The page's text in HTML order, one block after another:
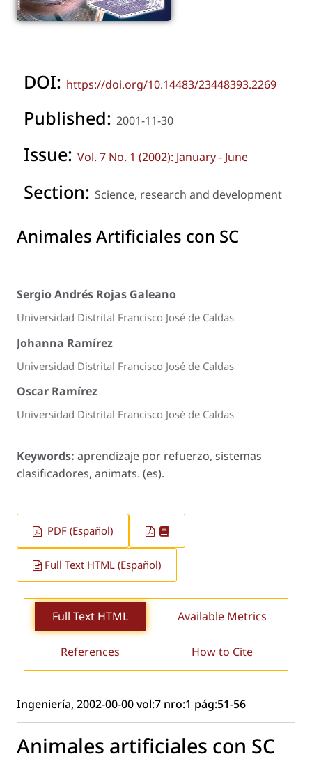
DOI: https://doi.org/10.14483/23448393.2269
Published: 2001-11-30
Issue: Vol. 7 No. 1 (2002): January - June
Section: Science, research and development
Animales Artificiales con SC
Sergio Andrés Rojas Galeano
Universidad Distrital Francisco José de Caldas
Johanna Ramírez
Universidad Distrital Francisco José de Caldas
Oscar Ramírez
Universidad Distrital Francisco Josè de Caldas
Keywords: aprendizaje por refuerzo, sistemas
clasificadores, animats. (es).
PDF (Español)
Full Text HTML (Español)
Full Text HTML Available Metrics
References How to Cite
Ingeniería, 2002-00-00 vol:7 nro:1 pág:51-56
Animales artificiales con SC